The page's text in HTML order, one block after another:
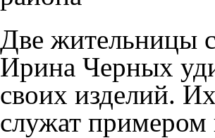
Две жительницы
Ирина Черных
своих изделий.
служат примером